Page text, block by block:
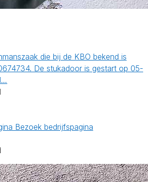
die bij de KBO bekend is
De stukadoor is gestart op 05-
Bezoek bedrijfspagina